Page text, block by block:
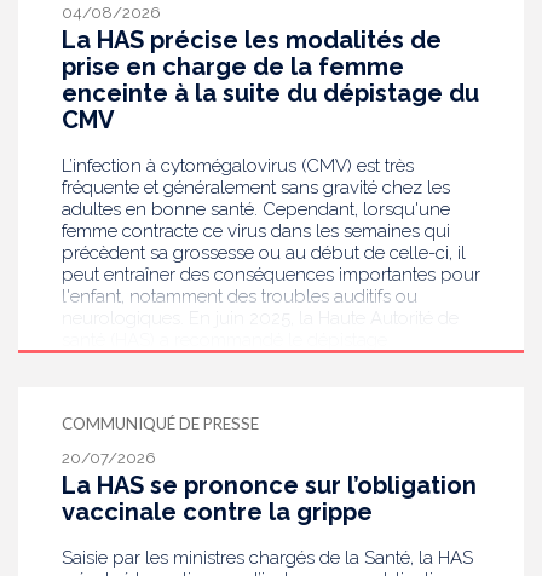
04/08/2026
La HAS précise les modalités de
prise en charge de la femme
enceinte à la suite du dépistage du
CMV
L’infection à cytomégalovirus (CMV) est très
fréquente et généralement sans gravité chez les
adultes en bonne santé. Cependant, lorsqu'une
femme contracte ce virus dans les semaines qui
précèdent sa grossesse ou au début de celle-ci, il
peut entraîner des conséquences importantes pour
l'enfant, notamment des troubles auditifs ou
publie aujourd’hui des recommandations de
bonnes pratiques pour guider les professionnels
de santé dans la prise en charge des femmes
enceintes à la suite de ce dépistage. Objectif :
réduire les risques de transmission au futur bébé.
COMMUNIQUÉ DE PRESSE
20/07/2026
La HAS se prononce sur l’obligation
vaccinale contre la grippe
Saisie par les ministres chargés de la Santé, la HAS